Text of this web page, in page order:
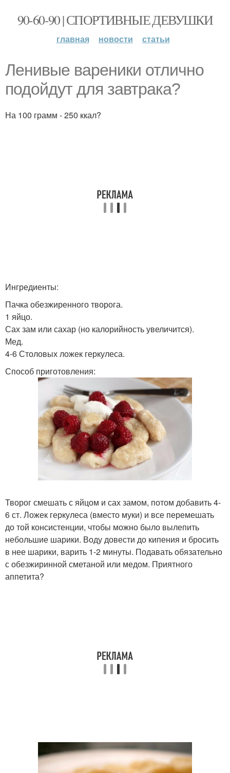
90-60-90 | СПОРТИВНЫЕ ДЕВУШКИ
главная новости статьи
Ленивые вареники отлично
подойдут для завтрака?
На 100 грамм - 250 ккал?
Ингредиенты:
Пачка обезжиренного творога.
1 яйцо.
Сах зам или сахар (но калорийность увеличится).
Мед.
4-6 Столовых ложек геркулеса.
Способ приготовления:
Творог смешать с яйцом и сах замом, потом добавить 4-
6 ст. Ложек геркулеса (вместо муки) и все перемешать
до той консистенции, чтобы можно было вылепить
небольшие шарики. Воду довести до кипения и бросить
в нее шарики, варить 1-2 минуты. Подавать обязательно
с обезжиринной сметаной или медом. Приятного
аппетита?